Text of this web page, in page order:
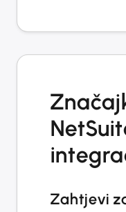
Zahtjevi